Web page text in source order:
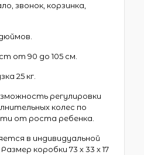
звонок, корзинка,
от 90 до 105 см.
25 кг.
регулировки
колес по
от роста ребенка.
в индивидуальной
коробки 73 х 33 х 17